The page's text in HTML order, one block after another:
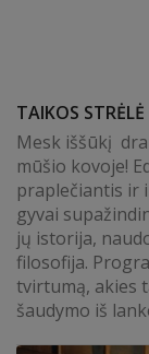
TAIKOS
Mesk iššūkį
mūšio kovoje!
praplečiantis ir
gyvai
jų istorija,
filosofija.
tvirtumą, akies
šaudymo iš